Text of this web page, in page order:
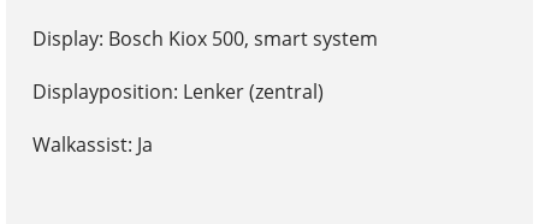
Display: Bosch Kiox 500, smart system
Displayposition: Lenker (zentral)
Walkassist: Ja